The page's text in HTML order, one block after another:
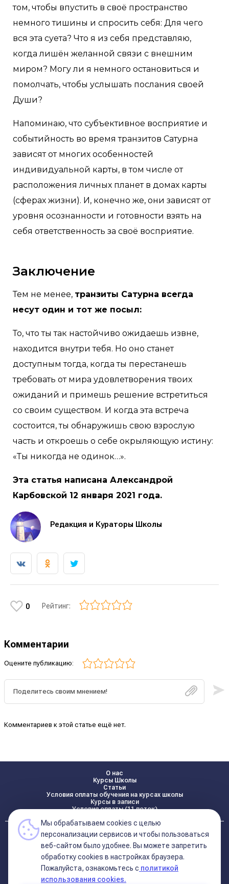
том, чтобы впустить в своё пространство
немного тишины и спросить себя: Для чего
вся эта суета? Что я из себя представляю,
когда лишён желанной связи с внешним
миром? Могу ли я немного остановиться и
помолчать, чтобы услышать послания своей
Души?
Напоминаю, что субъективное восприятие и
событийность во время транзитов Сатурна
зависят от многих особенностей
индивидуальной карты, в том числе от
расположения личных планет в домах карты
(сферах жизни). И, конечно же, они зависят от
уровня осознанности и готовности взять на
себя ответственность за своё восприятие.
Заключение
Тем не менее, транзиты Сатурна всегда
несут один и тот же посыл:
То, что ты так настойчиво ожидаешь извне,
находится внутри тебя. Но оно станет
доступным тогда, когда ты перестанешь
требовать от мира удовлетворения твоих
ожиданий и примешь решение встретиться
со своим существом. И когда эта встреча
состоится, ты обнаружишь свою взрослую
часть и откроешь о себе окрыляющую истину:
«Ты никогда не одинок…».
Эта статья написана Александрой
Карбовской 12 января 2021 года.
Редакция и Кураторы Школы
0 Рейтинг:
Комментарии
Оцените публикацию:
Комментариев к этой статье ещё нет.
О нас
Курсы Школы
Статьи
Условия оплаты обучения на курсах школы
Курсы в записи
Условия оплаты (11 поток)
Реквизиты
Контакты
Политика конфиденциальности
Договор оферта (соглашение)
+7 495 681 02 96
Мы обрабатываем cookies с целью
персонализации сервисов и чтобы пользоваться
веб-сайтом было удобнее. Вы можете запретить
обработку сookies в настройках браузера.
Пожалуйста, ознакомьтесь с политикой
использования cookies.